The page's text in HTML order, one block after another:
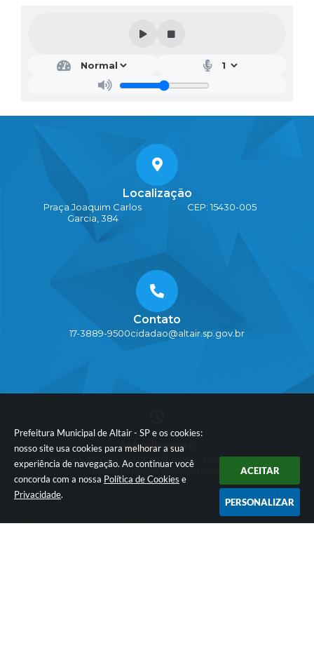
Prefeitura Municipal de Altair - SP e os cookies:
nosso site usa cookies para melhorar a sua
experiência de navegação. Ao continuar você
concorda com a nossa Política de Cookies e
Privacidade.
ACEITAR
PERSONALIZAR
Localização
Praça Joaquim Carlos
Garcia, 384
CEP: 15430-005
Contato
17-3889-9500cidadao@altair.sp.gov.br
Atendimento
Seg a Sex: 08h as 12h ao Público - Das 13h as 17h
funcionamento Administrativo